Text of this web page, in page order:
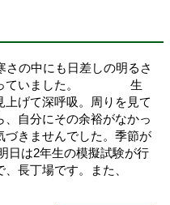
の中にも日差しの明るさ
なっていました。 生
げて深呼吸。周りを見て
自分にその余裕がなかっ
づきませんでした。季節が
日は2年生の模擬試験が行
長丁場です。また、